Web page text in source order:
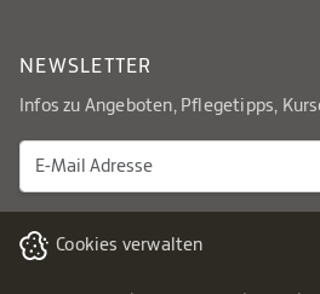
NEWSLETTER
Infos zu Angeboten, Pflegetipps,
Cookies verwalten